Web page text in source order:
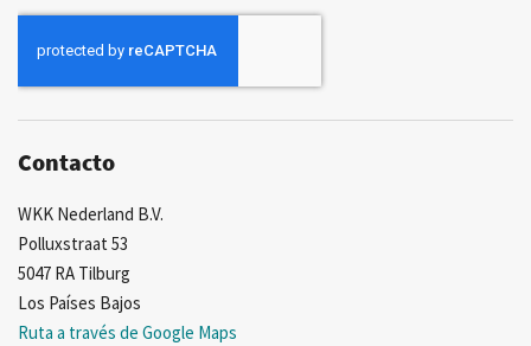
nuestro
boletín
Contacto
WKK Nederland B.V.
Polluxstraat 53
5047 RA Tilburg
Los Países Bajos
Ruta a través de Google Maps